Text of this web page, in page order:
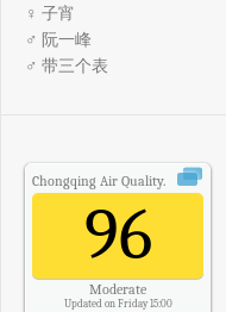
♀ 子宵
♂ 阮一峰
♂ 带三个表
Chongqing Air Quality.
96
Moderate
Updated on Friday 15:00